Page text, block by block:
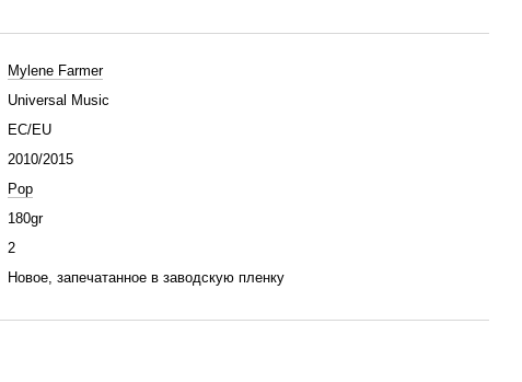
Mylene Farmer
Universal Music
ЕС/EU
2010/2015
Pop
180gr
2
Новое, запечатанное в заводскую пленку